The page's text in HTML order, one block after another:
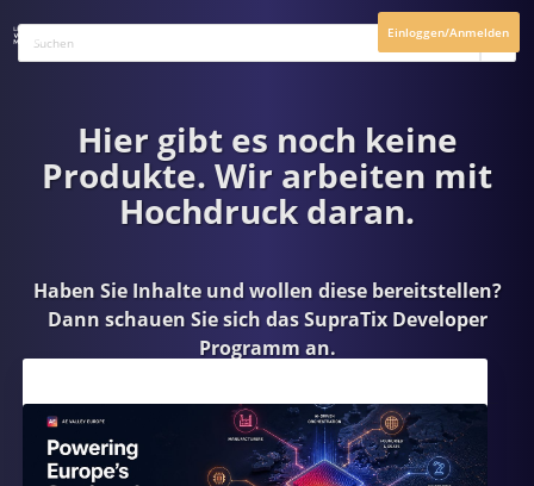
Einloggen/Anmelden
Hier gibt es noch keine
Produkte. Wir arbeiten mit
Hochdruck daran.
Haben Sie Inhalte und wollen diese bereitstellen?
Dann schauen Sie sich dasSupraTix Developer
Programman.